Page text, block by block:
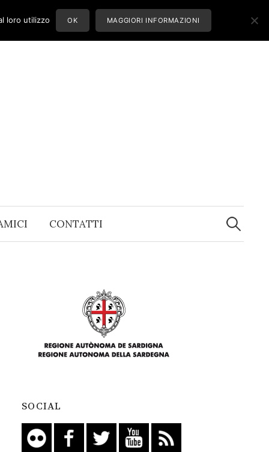
CONTATTI
Ricerca
per:
SOCIAL
loro utilizzo OK MAGGIORI INFORMAZIONI